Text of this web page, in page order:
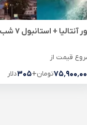
آنتالیا + استانبول 7 شب
قیمت از
تومان+۳۰۵دلار